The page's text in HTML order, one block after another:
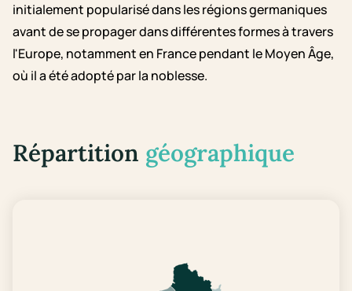
initialement popularisé dans les régions germaniques
avant de se propager dans différentes formes à travers
l'Europe, notamment en France pendant le Moyen Âge,
où il a été adopté par la noblesse.
Répartition géographique